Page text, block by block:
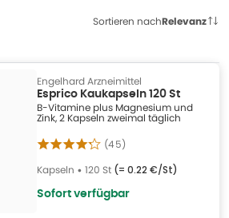
Sortieren nachRelevanz
Engelhard Arzneimittel
Esprico Kaukapseln 120 St
B-Vitamine plus Magnesium und
Zink, 2 Kapseln zweimal täglich
(45)
Kapseln • 120 St (= 0.22 €/St)
Sofort verfügbar